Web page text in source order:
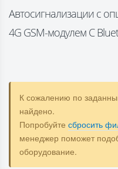
Автосигнализации с
4G GSM-модулем С
К сожалению по
найдено.
Попробуйте сбросить
менеджер поможет
оборудование.